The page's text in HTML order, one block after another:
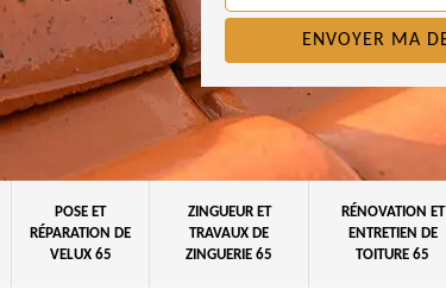
POSE ET
RÉPARATION DE
VELUX 65
ZINGUEUR ET
TRAVAUX DE
ZINGUERIE 65
RÉNOVATION ET
ENTRETIEN DE
TOITURE 65